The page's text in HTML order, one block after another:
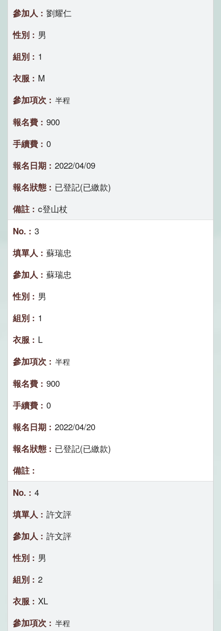
劉耀仁
男
1
M
半程
900
0
2022/04/09
已登記(已繳款)
c登山杖
3
蘇瑞忠
蘇瑞忠
男
1
L
半程
900
0
2022/04/20
已登記(已繳款)
4
許文評
許文評
男
2
XL
半程